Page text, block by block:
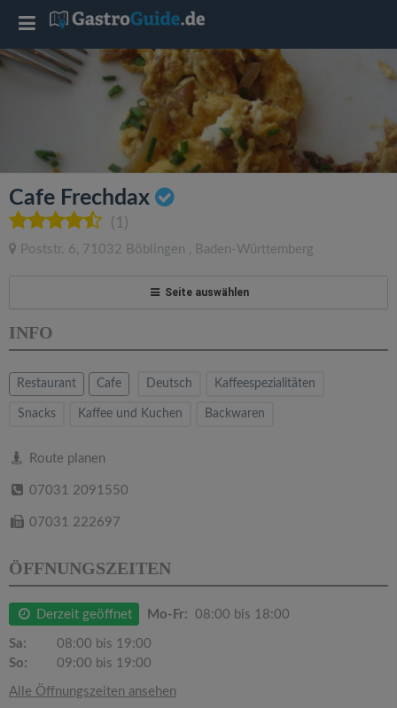
Cafe Frechdax
(1)
Poststr. 6, 71032 Böblingen , Baden-Württemberg
Seite auswählen
INFO
Restaurant Cafe Deutsch Kaffeespezialitäten
Snacks Kaffee und Kuchen Backwaren
Route planen
07031 2091550
07031 222697
ÖFFNUNGSZEITEN
Derzeit geöffnet Mo-Fr: 08:00 bis 18:00
Sa:
08:00 bis 19:00
So:
09:00 bis 19:00
Alle Öffnungszeiten ansehen
T
o
g
l
e
a
v
g
t